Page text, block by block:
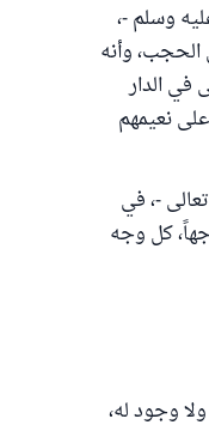
وسلم -،
الحجب، وأنه
في الدار
نعيمهم
-، في
كل وجه
وجود له،